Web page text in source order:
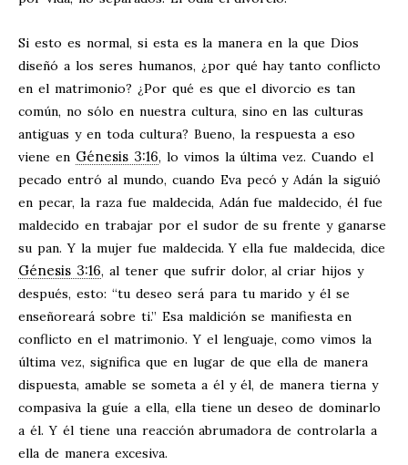
Si esto es normal, si esta es la manera en la que Dios
diseñó a los seres humanos, ¿por qué hay tanto conflicto
en el matrimonio? ¿Por qué es que el divorcio es tan
común, no sólo en nuestra cultura, sino en las culturas
antiguas y en toda cultura? Bueno, la respuesta a eso
viene en Génesis 3:16, lo vimos la última vez. Cuando el
pecado entró al mundo, cuando Eva pecó y Adán la siguió
en pecar, la raza fue maldecida, Adán fue maldecido, él fue
maldecido en trabajar por el sudor de su frente y ganarse
su pan. Y la mujer fue maldecida. Y ella fue maldecida, dice
Génesis 3:16, al tener que sufrir dolor, al criar hijos y
después, esto: “tu deseo será para tu marido y él se
enseñoreará sobre ti.” Esa maldición se manifiesta en
conflicto en el matrimonio. Y el lenguaje, como vimos la
última vez, significa que en lugar de que ella de manera
dispuesta, amable se someta a él y él, de manera tierna y
compasiva la guíe a ella, ella tiene un deseo de dominarlo
a él. Y él tiene una reacción abrumadora de controlarla a
ella de manera excesiva.